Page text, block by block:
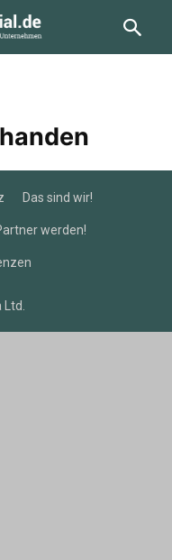
Das sind wir!
werden!